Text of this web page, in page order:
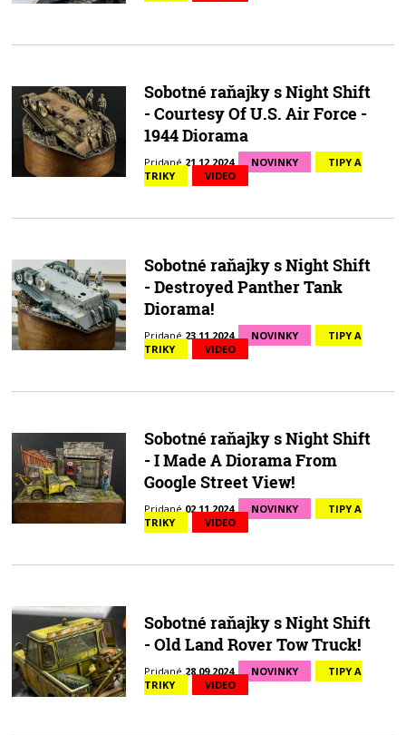
Sobotné raňajky s Night Shift
- Courtesy Of U.S. Air Force -
1944 Diorama
Pridané21.12.2024 NOVINKY
TIPY A
TRIKY
VIDEO
Sobotné raňajky s Night Shift
- Destroyed Panther Tank
Diorama!
Pridané23.11.2024 NOVINKY
TIPY A
TRIKY
VIDEO
Sobotné raňajky s Night Shift
- I Made A Diorama From
Google Street View!
Pridané02.11.2024 NOVINKY
TIPY A
TRIKY
VIDEO
Sobotné raňajky s Night Shift
- Old Land Rover Tow Truck!
Pridané28.09.2024 NOVINKY
TIPY A
TRIKY
VIDEO